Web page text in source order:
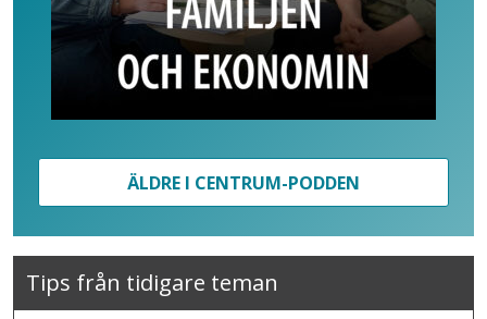
ÄLDRE I CENTRUM-PODDEN
Tips från tidigare teman